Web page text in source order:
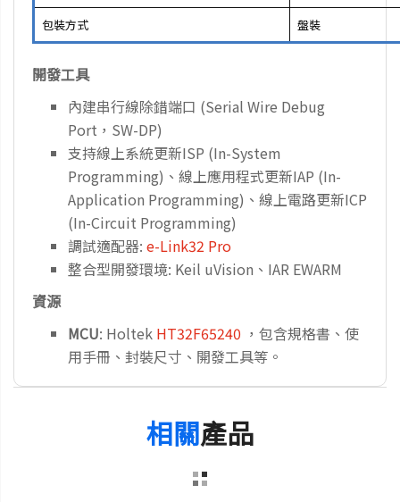
包裝方式
盤裝
開發工具
內建串行線除錯端口 (Serial Wire Debug
Port，SW-DP)
支持線上系統更新ISP (In-System
Programming)、線上應用程式更新IAP (In-
Application Programming)、線上電路更新ICP
(In-Circuit Programming)
調試適配器: e-Link32 Pro
整合型開發環境: Keil uVision、IAR EWARM
資源
MCU: Holtek HT32F65240 ，包含規格書、使
用手冊、封裝尺寸、開發工具等。
相關產品